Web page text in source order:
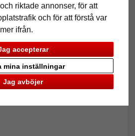
riktade annonser, för att
och för att förstå var
ifrån.
accepterar
Jag avböjer
mina inställningar